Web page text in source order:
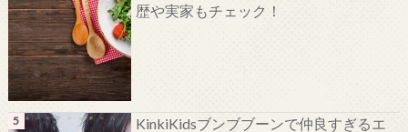
歴や実家もチェック！
KinkiKidsブンブブーンで仲良すぎるエ